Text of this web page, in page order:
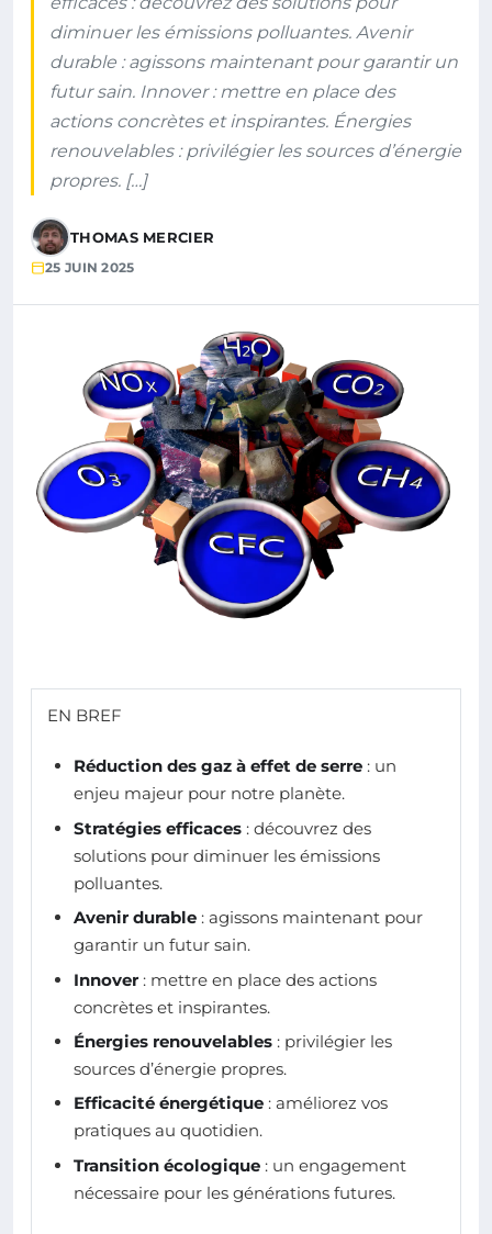
diminuer les émissions polluantes. Avenir
durable : agissons maintenant pour garantir un
futur sain. Innover : mettre en place des
actions concrètes et inspirantes. Énergies
renouvelables : privilégier les sources d’énergie
propres. […]
THOMAS MERCIER
25 JUIN 2025
EN BREF
Réduction des gaz à effet de serre : un
enjeu majeur pour notre planète.
Stratégies efficaces : découvrez des
solutions pour diminuer les émissions
polluantes.
Avenir durable : agissons maintenant pour
garantir un futur sain.
Innover : mettre en place des actions
concrètes et inspirantes.
Énergies renouvelables : privilégier les
sources d’énergie propres.
Efficacité énergétique : améliorez vos
pratiques au quotidien.
Transition écologique : un engagement
nécessaire pour les générations futures.